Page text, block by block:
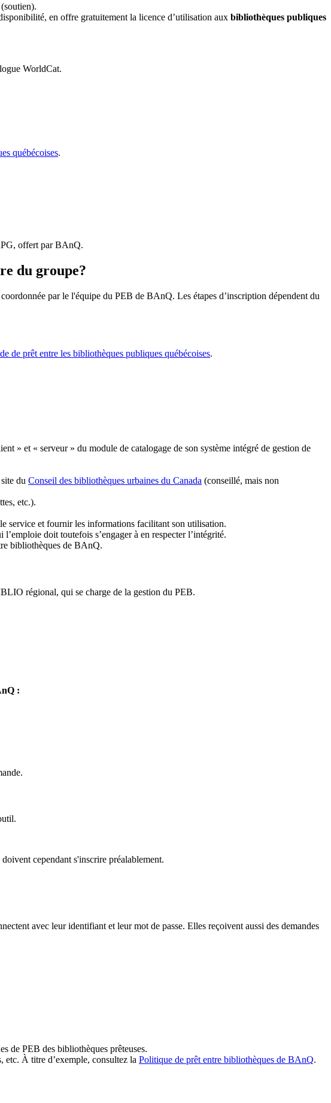
(soutien).
en offre gratuitement la licence d’utilisation aux bibliothèques publiques
WorldCat.
québécoises.
offert par BAnQ.
du groupe?
par le l'équipe du PEB de BAnQ. Les étapes d’inscription dépendent du
de prêt entre les bibliothèques publiques québécoises.
» et « serveur » du module de catalogage de son système intégré de gestion de
du Conseil des bibliothèques urbaines du Canada (conseillé, mais non
etc.).
service et fournir les informations facilitant son utilisation.
doit toutefois s’engager à en respecter l’intégrité.
bibliothèques de BAnQ.
régional, qui se charge de la gestion du PEB.
:
cependant s'inscrire préalablement.
avec leur identifiant et leur mot de passe. Elles reçoivent aussi des demandes
de PEB des bibliothèques prêteuses.
etc. À titre d’exemple, consultez la Politique de prêt entre bibliothèques de BAnQ.